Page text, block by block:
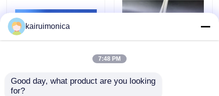
যোগাযোগ করুন
উদ্ধৃতির জন্য আবেদন
এবি সায়েক্স টার্বো ভি সোর্সে
kairuimonica
7:48 PM
Good day, what product are you looking
for?